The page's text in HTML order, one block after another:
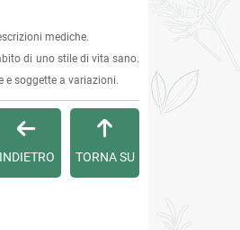
mediche.
di uno stile di vita sano.
e soggette a variazioni.
TORNA SU
INDIETRO